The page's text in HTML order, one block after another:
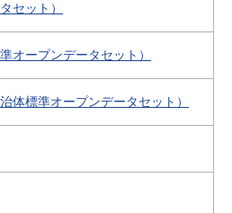
セット）
オープンデータセット）
体標準オープンデータセット）